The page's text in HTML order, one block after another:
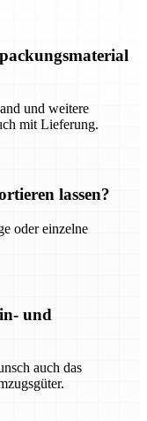
und weitere
mit Lieferung.
lassen?
oder einzelne
und
auch das